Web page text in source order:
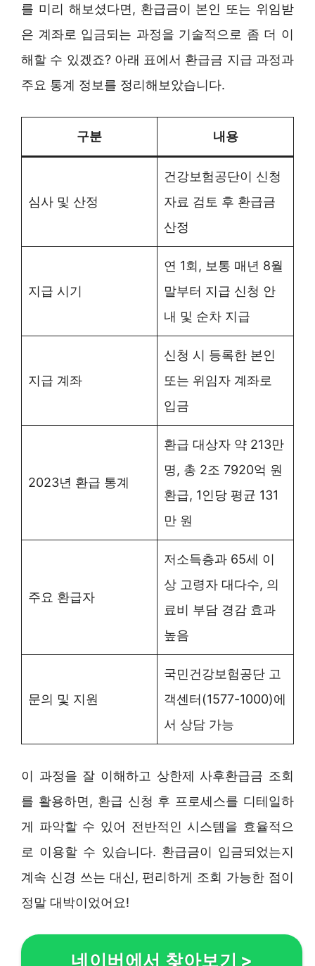
를 미리 해보셨다면, 환급금이 본인 또는 위임받
은 계좌로 입금되는 과정을 기술적으로 좀 더 이
해할 수 있겠죠? 아래 표에서 환급금 지급 과정과
주요 통계 정보를 정리해보았습니다.
구분 내용
심사 및 산정
건강보험공단이 신청
자료 검토 후 환급금
산정
지급 시기
연 1회, 보통 매년 8월
말부터 지급 신청 안
내 및 순차 지급
지급 계좌
신청 시 등록한 본인
또는 위임자 계좌로
입금
2023년 환급 통계
환급 대상자 약 213만
명, 총 2조 7920억 원
환급, 1인당 평균 131
만 원
주요 환급자
저소득층과 65세 이
상 고령자 대다수, 의
료비 부담 경감 효과
높음
문의 및 지원
국민건강보험공단 고
객센터(1577-1000)에
서 상담 가능
이 과정을 잘 이해하고 상한제 사후환급금 조회
를 활용하면, 환급 신청 후 프로세스를 디테일하
게 파악할 수 있어 전반적인 시스템을 효율적으
로 이용할 수 있습니다. 환급금이 입금되었는지
계속 신경 쓰는 대신, 편리하게 조회 가능한 점이
정말 대박이었어요!
네이버에서 찾아보기 >